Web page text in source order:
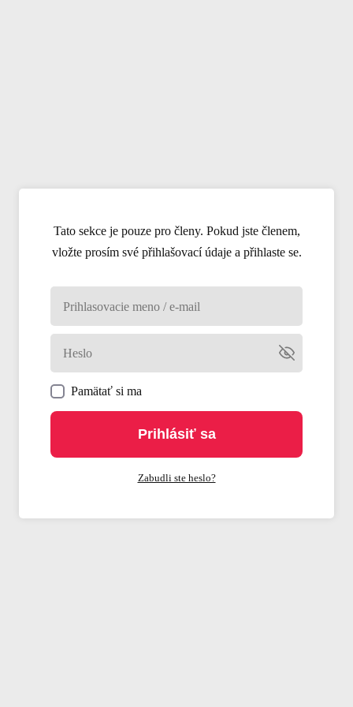
Tato sekce je pouze pro členy. Pokud jste členem,
vložte prosím své přihlašovací údaje a přihlaste se.
Pamätať si ma
Prihlásiť sa
Zabudli ste heslo?